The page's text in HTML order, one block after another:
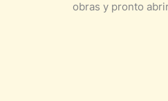
obras y pronto